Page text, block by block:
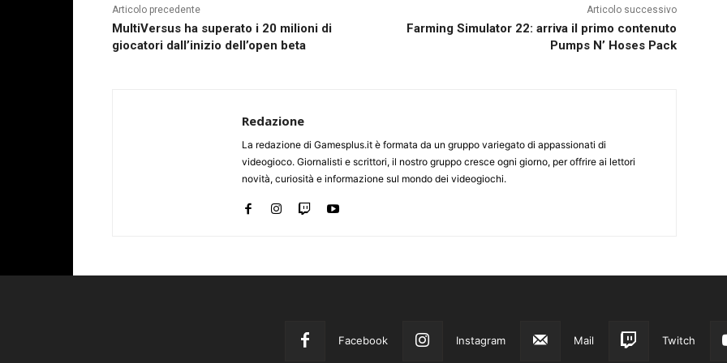
Articolo precedente
MultiVersus ha superato i 20 milioni di
giocatori dall’inizio dell’open beta
Articolo successivo
Farming Simulator 22: arriva il primo contenuto
Pumps N’ Hoses Pack
Redazione
La redazione di Gamesplus.it è formata da un gruppo variegato di appassionati di
videogioco. Giornalisti e scrittori, il nostro gruppo cresce ogni giorno, per offrire ai lettori
novità, curiosità e informazione sul mondo dei videogiochi.
Facebook Instagram Mail Twitch